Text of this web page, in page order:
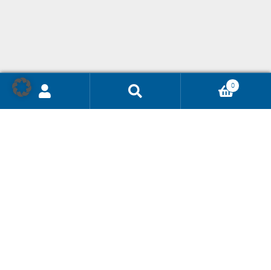
Ricerca
0